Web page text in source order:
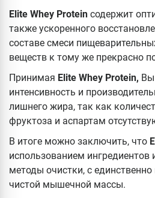
Elite Whey Protein содержит
также ускоренного
составе смеси
веществ к тому же прекрасно
Принимая Elite Whey Protein, Вы
интенсивность и
лишнего жира, так как
фруктоза и аспартам
В итоге можно заключить, что
использованием
методы очистки, с
чистой мышечной массы.